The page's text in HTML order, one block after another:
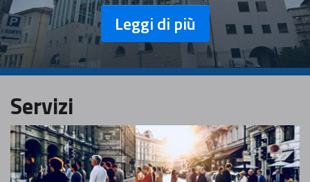
Leggi di più
Servizi